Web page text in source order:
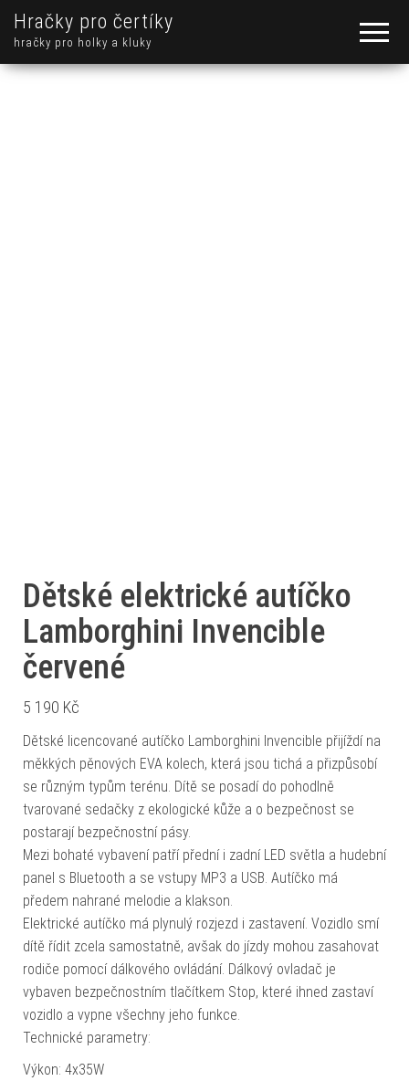
Hračky pro čertíky
hračky pro holky a kluky
Dětské elektrické autíčko
Lamborghini Invencible
červené
5 190 Kč
Dětské licencované autíčko Lamborghini Invencible přijíždí na
měkkých pěnových EVA kolech, která jsou tichá a přizpůsobí
se různým typům terénu. Dítě se posadí do pohodlně
tvarované sedačky z ekologické kůže a o bezpečnost se
postarají bezpečnostní pásy.
Mezi bohaté vybavení patří přední i zadní LED světla a hudební
panel s Bluetooth a se vstupy MP3 a USB. Autíčko má
předem nahrané melodie a klakson.
Elektrické autíčko má plynulý rozjezd i zastavení. Vozidlo smí
dítě řídit zcela samostatně, avšak do jízdy mohou zasahovat
rodiče pomocí dálkového ovládání. Dálkový ovladač je
vybaven bezpečnostním tlačítkem Stop, které ihned zastaví
vozidlo a vypne všechny jeho funkce.
Technické parametry:
Výkon: 4x35W